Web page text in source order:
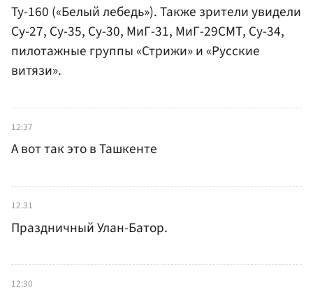
Ту-160 («Белый лебедь»). Также зрители увидели
Су-27, Су-35, Су-30, МиГ-31, МиГ-29СМТ, Су-34,
пилотажные группы «Стрижи» и «Русские
витязи».
12:37
А вот так это в Ташкенте
12.31
Праздничный Улан-Батор.
12:30